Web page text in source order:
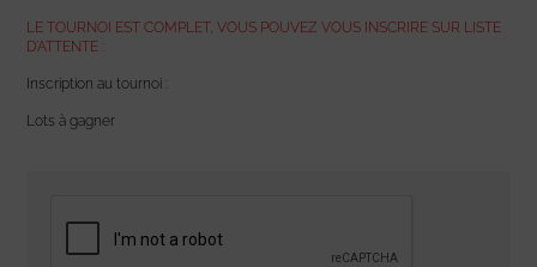
LE TOURNOI EST COMPLET, VOUS POUVEZ VOUS INSCRIRE SUR LISTE
D’ATTENTE :
Inscription au tournoi :
Lots à gagner